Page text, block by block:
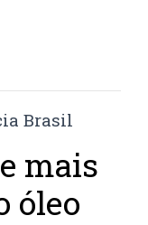
mais
óleo